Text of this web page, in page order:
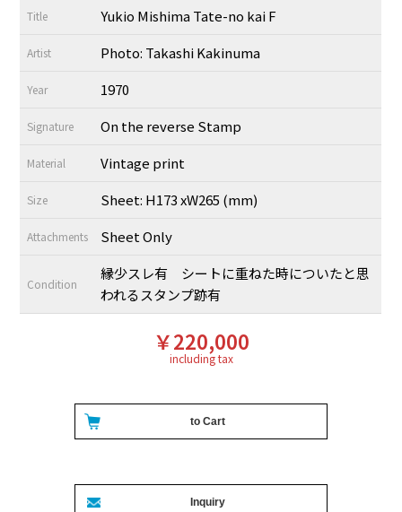
Title Yukio Mishima Tate-no kai F
Artist Photo: Takashi Kakinuma
Year 1970
Signature On the reverse Stamp
Material Vintage print
Size Sheet: H173 xW265 (mm)
Attachments Sheet Only
Condition
縁少スレ有 シートに重ねた時についたと思
われるスタンプ跡有
￥220,000
including tax